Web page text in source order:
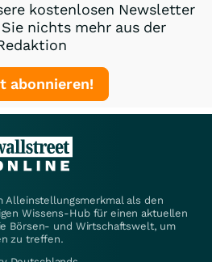
kostenlosen Newsletter
nichts mehr aus der
abonnieren!
Alleinstellungsmerkmal als den
Wissens-Hub für einen aktuellen
Börsen- und Wirtschaftswelt, um
zu treffen.